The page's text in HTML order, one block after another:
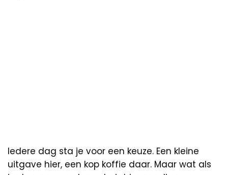
Iedere dag sta je voor een keuze. Een kleine
uitgave hier, een kop koffie daar. Maar wat als